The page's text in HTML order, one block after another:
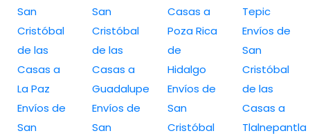
San
Cristóbal
de las
Casas a
La Paz
Envíos de
San
San
Cristóbal
de las
Casas a
Guadalupe
Envíos de
San
Casas a
Poza Rica
de
Hidalgo
Envíos de
San
Cristóbal
Tepic
Envíos de
San
Cristóbal
de las
Casas a
Tlalnepantla